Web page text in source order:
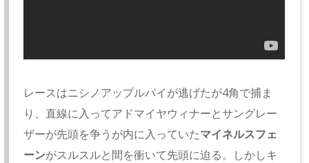
レースはニシノアップルパイが逃げたが4角で捕ま
り、直線に入ってアドマイヤウィナーとサングレー
ザーが先頭を争うが内に入っていたマイネルスフェ
ーンがスルスルと間を衝いて先頭に迫る。しかしキ